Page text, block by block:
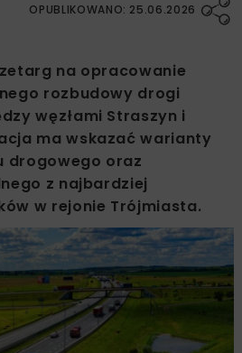
OPUBLIKOWANO: 25.06.2026
na opracowanie
rozbudowy drogi
węzłami Straszyn i
ma wskazać warianty
drogowego oraz
z najbardziej
w rejonie Trójmiasta.